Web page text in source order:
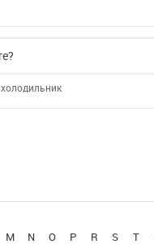
холодильник
M N O P R S T